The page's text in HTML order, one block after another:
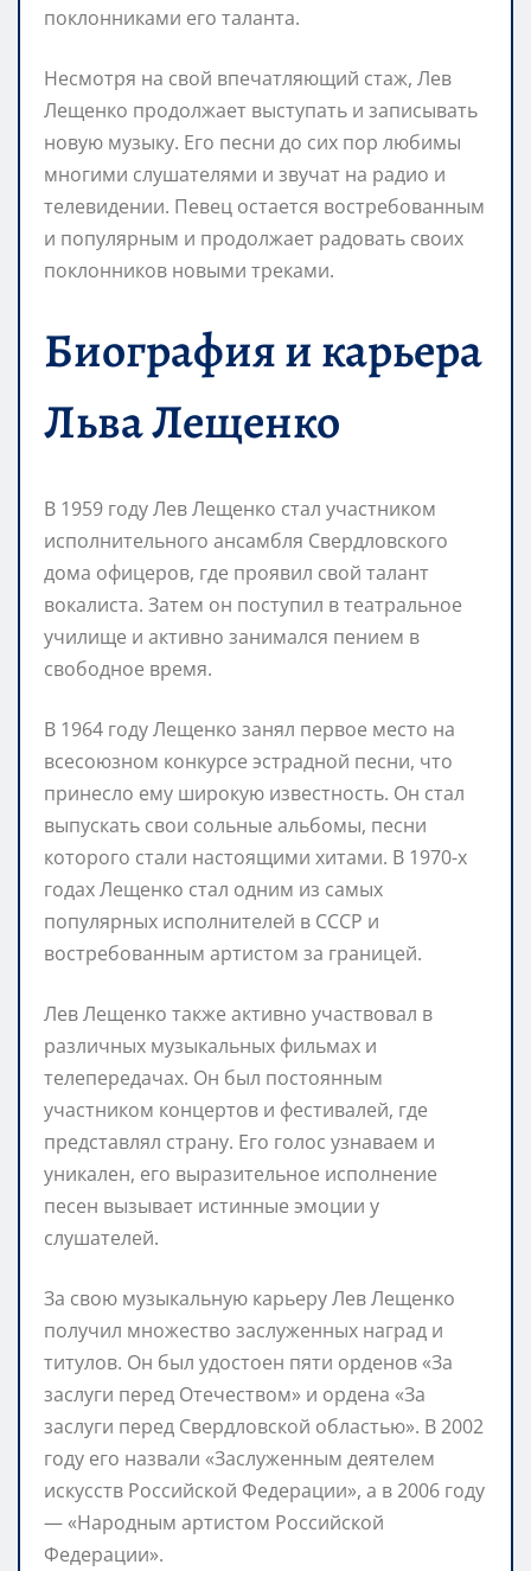
поклонниками его таланта.
Несмотря на свой впечатляющий стаж, Лев
Лещенко продолжает выступать и записывать
новую музыку. Его песни до сих пор любимы
многими слушателями и звучат на радио и
телевидении. Певец остается востребованным
и популярным и продолжает радовать своих
поклонников новыми треками.
Биография и карьера
Льва Лещенко
В 1959 году Лев Лещенко стал участником
исполнительного ансамбля Свердловского
дома офицеров, где проявил свой талант
вокалиста. Затем он поступил в театральное
училище и активно занимался пением в
свободное время.
В 1964 году Лещенко занял первое место на
всесоюзном конкурсе эстрадной песни, что
принесло ему широкую известность. Он стал
выпускать свои сольные альбомы, песни
которого стали настоящими хитами. В 1970-х
годах Лещенко стал одним из самых
популярных исполнителей в СССР и
востребованным артистом за границей.
Лев Лещенко также активно участвовал в
различных музыкальных фильмах и
телепередачах. Он был постоянным
участником концертов и фестивалей, где
представлял страну. Его голос узнаваем и
уникален, его выразительное исполнение
песен вызывает истинные эмоции у
слушателей.
За свою музыкальную карьеру Лев Лещенко
получил множество заслуженных наград и
титулов. Он был удостоен пяти орденов «За
заслуги перед Отечеством» и ордена «За
заслуги перед Свердловской областью». В 2002
году его назвали «Заслуженным деятелем
искусств Российской Федерации», а в 2006 году
— «Народным артистом Российской
Федерации».